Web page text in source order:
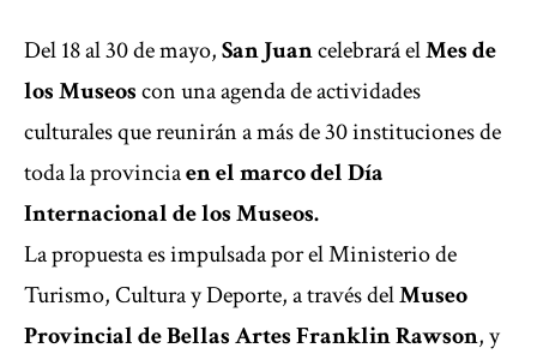
Del 18 al 30 de mayo,San Juancelebrará elMes de
los Museoscon una agenda de actividades
culturales que reunirán a más de 30 instituciones de
toda la provinciaen el marco del Día
Internacional de los Museos.
La propuesta es impulsada por el Ministerio de
Turismo, Cultura y Deporte, a través delMuseo
Provincial de Bellas Artes Franklin Rawson, y